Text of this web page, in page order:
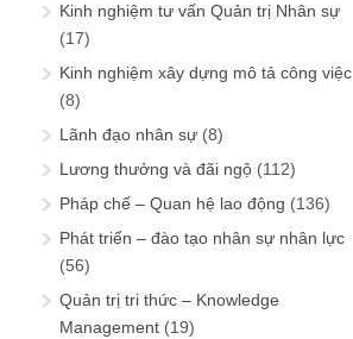
Kinh nghiệm tư vấn Quản trị Nhân sự
(17)
Kinh nghiệm xây dựng mô tả công việc
(8)
Lãnh đạo nhân sự (8)
Lương thưởng và đãi ngộ (112)
Pháp chế – Quan hệ lao động (136)
Phát triển – đào tạo nhân sự nhân lực
(56)
Quản trị tri thức – Knowledge
Management (19)